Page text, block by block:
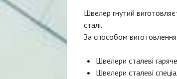
Швелер гнутий
сталі.
За способом
Швелери сталеві
Швелери сталеві